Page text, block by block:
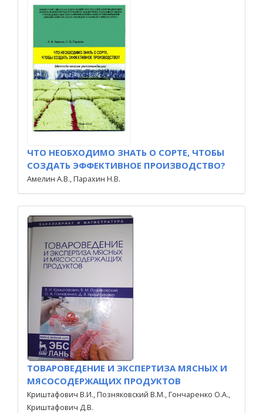
ЧТО НЕОБХОДИМО ЗНАТЬ О СОРТЕ, ЧТОБЫ
СОЗДАТЬ ЭФФЕКТИВНОЕ ПРОИЗВОДСТВО?
Амелин А.В., Парахин Н.В.
ТОВАРОВЕДЕНИЕ И ЭКСПЕРТИЗА МЯСНЫХ И
МЯСОСОДЕРЖАЩИХ ПРОДУКТОВ
Криштафович В.И., Позняковский В.М., Гончаренко О.А.,
Криштафович Д.В.